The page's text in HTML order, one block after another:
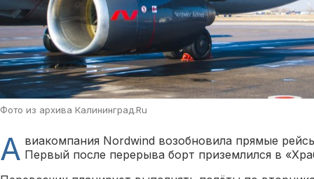
Фото из архива Калининград.Ru
А виакомпания Nordwind возобновила прямые
Первый после перерыва борт приземлился в